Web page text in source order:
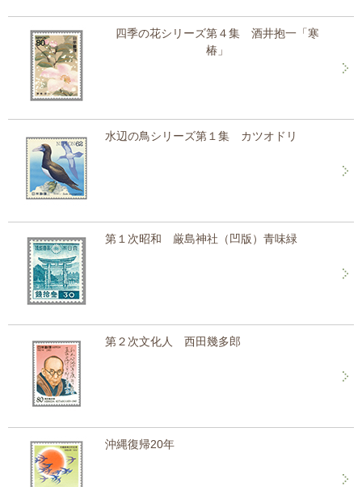
四季の花シリーズ第４集 酒井抱一「寒
椿」
水辺の鳥シリーズ第１集 カツオドリ
第１次昭和 厳島神社（凹版）青味緑
第２次文化人 西田幾多郎
沖縄復帰20年